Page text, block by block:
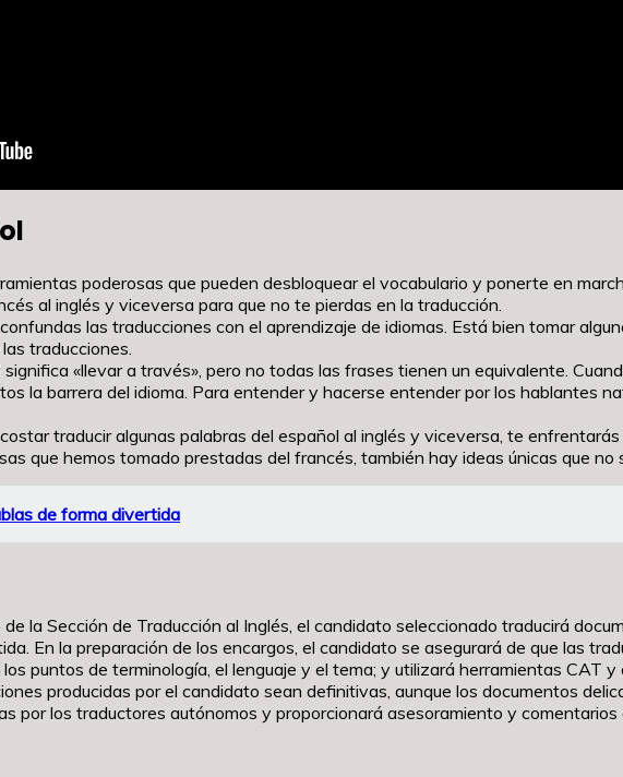
poderosas que pueden desbloquear el vocabulario y ponerte en
al inglés y viceversa para que no te pierdas en la traducción.
las traducciones con el aprendizaje de idiomas. Está bien tomar
traducciones.
«llevar a través», pero no todas las frases tienen un equivalente.
la barrera del idioma. Para entender y hacerse entender por los hablantes
traducir algunas palabras del español al inglés y viceversa, te
que hemos tomado prestadas del francés, también hay ideas únicas que
de forma divertida
la Sección de Traducción al Inglés, el candidato seleccionado traducirá
En la preparación de los encargos, el candidato se asegurará de que las
puntos de terminología, el lenguaje y el tema; y utilizará herramientas CAT
producidas por el candidato sean definitivas, aunque los documentos
por los traductores autónomos y proporcionará asesoramiento y